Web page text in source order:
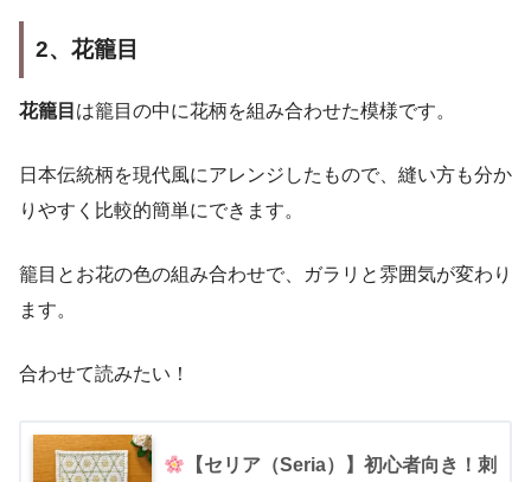
2、花籠目
花籠目 は籠目の中に花柄を組み合わせた模様です。
日本伝統柄を現代風にアレンジしたもので、縫い方も分か
りやすく比較的簡単にできます。
籠目とお花の色の組み合わせで、ガラリと雰囲気が変わり
ます。
合わせて読みたい！
【セリア（Seria）】初心者向き！刺